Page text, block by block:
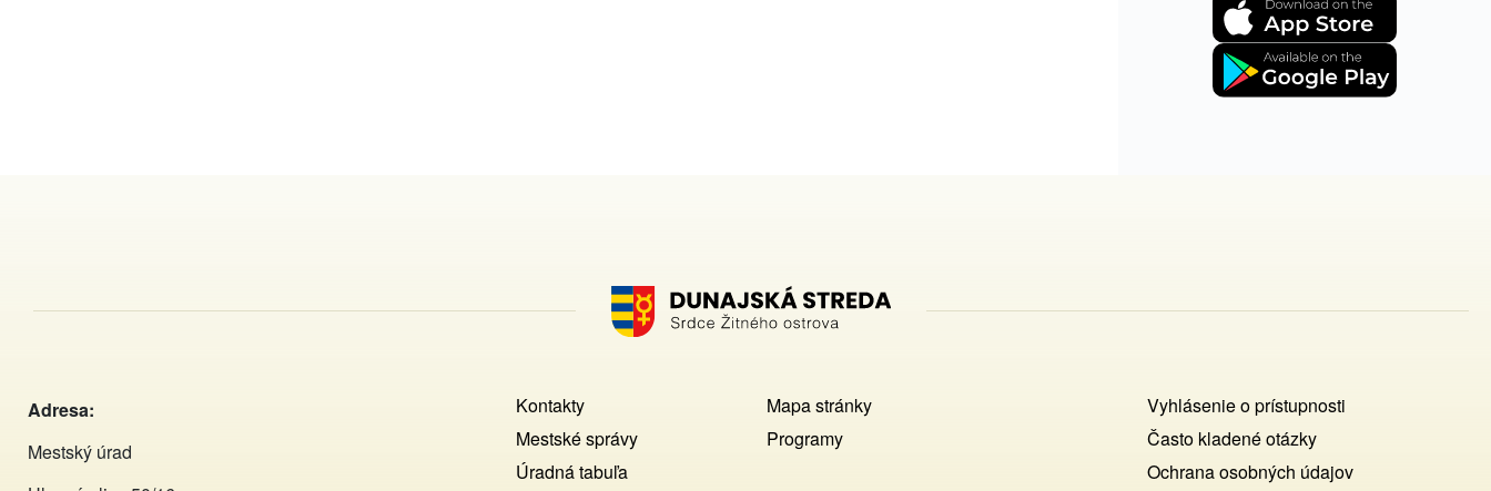
Adresa:
Mestský úrad
Footer
MENU
Kontakty
Mapa stránky
Mestské správy
Programy
Úradná tabuľa
Footer
Cookies
Vyhlásenie o prístupnosti
Často kladené otázky
Ochrana osobných údajov